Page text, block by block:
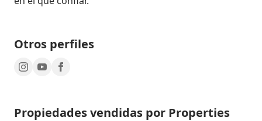
Otros perfiles
Propiedades vendidas por Properties